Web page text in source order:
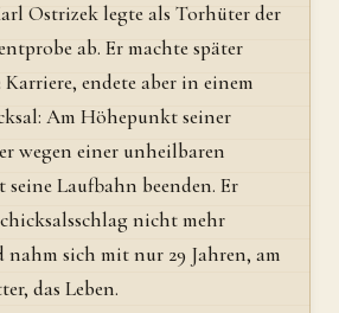
Ostrizek legte als Torhüter der
ab. Er machte später
endete aber in einem
Am Höhepunkt seiner
wegen einer unheilbaren
Laufbahn beenden. Er
nicht mehr
sich mit nur 29 Jahren, am
das Leben.